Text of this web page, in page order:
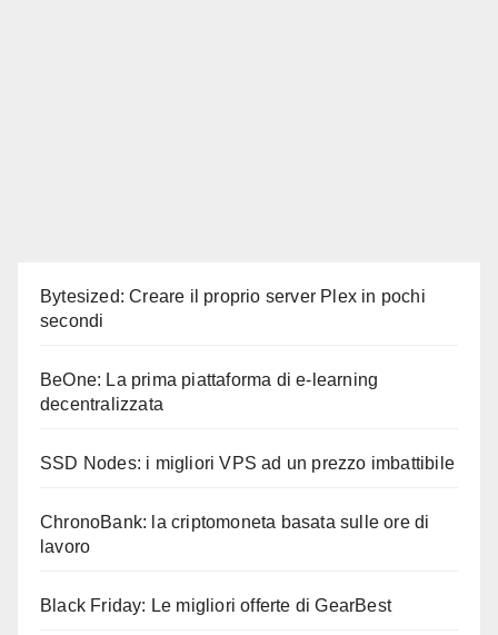
Bytesized: Creare il proprio server Plex in pochi
secondi
BeOne: La prima piattaforma di e-learning
decentralizzata
SSD Nodes: i migliori VPS ad un prezzo imbattibile
ChronoBank: la criptomoneta basata sulle ore di
lavoro
Black Friday: Le migliori offerte di GearBest